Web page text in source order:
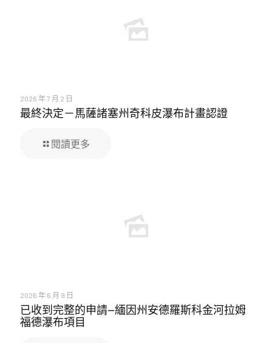
2026 年 7 月 2 日
最終決定－馬薩諸塞州奇科皮瀑布計畫認證
閱讀更多
2026 年 6 月 9 日
已收到完整的申請—緬因州安德羅斯科金河拉姆
福德瀑布項目